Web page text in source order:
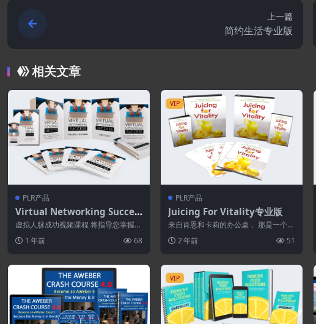
上一篇
简约生活专业版
相关文章
PLR产品
Virtual Networking Succes
s Video Course
虚拟人脉成功视频课程 将指导您掌握数
将帮助您应...
1 年前 68
VIP
PLR产品
Juicing For Vitality专业版
来自肖恩和卡莉的办公桌， 那是一个十
在增长...
2 年前 51
VIP